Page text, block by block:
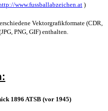
www.fussballabzeichen.at )
Vektorgrafikformate (CDR,
PNG, GIF) enthalten.
1896 ATSB (vor 1945)